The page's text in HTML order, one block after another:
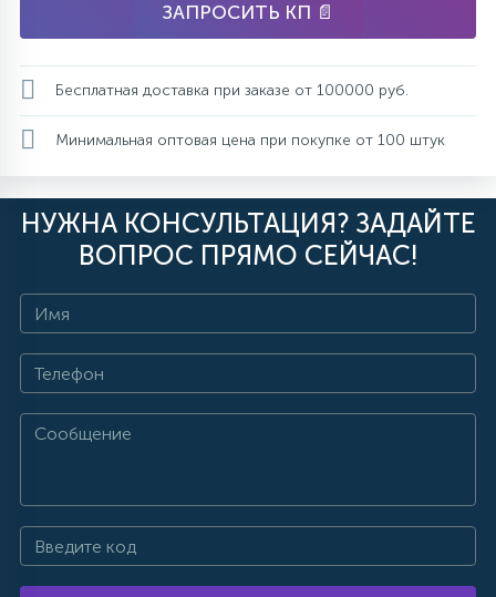
ЗАПРОСИТЬ КП 📄
Бесплатная доставка при заказе от 100000 руб.
Минимальная оптовая цена при покупке от 100 штук
НУЖНА КОНСУЛЬТАЦИЯ? ЗАДАЙТЕ
ВОПРОС ПРЯМО СЕЙЧАС!